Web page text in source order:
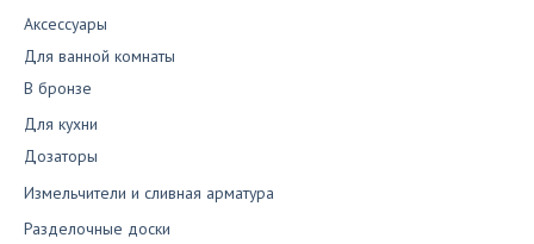
Аксессуары
Для ванной комнаты
В бронзе
Для кухни
Дозаторы
Измельчители и сливная арматура
Разделочные доски